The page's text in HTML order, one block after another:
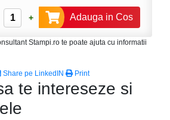
+ Adauga in Cos
Stampi.ro te poate ajuta cu informatii
Share pe LinkedIN Print
te intereseze si